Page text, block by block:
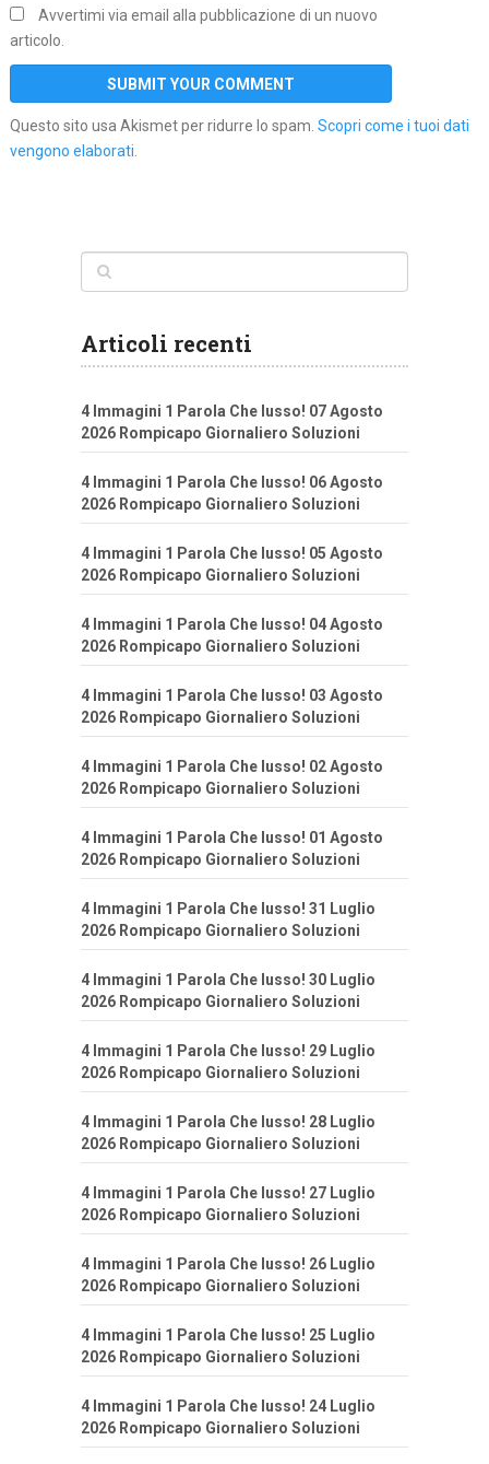
Avvertimi via email alla pubblicazione di un nuovo
articolo.
Questo sito usa Akismet per ridurre lo spam. Scopri come i tuoi dati
vengono elaborati.
Articoli recenti
4 Immagini 1 Parola Che lusso! 07 Agosto
2026 Rompicapo Giornaliero Soluzioni
4 Immagini 1 Parola Che lusso! 06 Agosto
2026 Rompicapo Giornaliero Soluzioni
4 Immagini 1 Parola Che lusso! 05 Agosto
2026 Rompicapo Giornaliero Soluzioni
4 Immagini 1 Parola Che lusso! 04 Agosto
2026 Rompicapo Giornaliero Soluzioni
4 Immagini 1 Parola Che lusso! 03 Agosto
2026 Rompicapo Giornaliero Soluzioni
4 Immagini 1 Parola Che lusso! 02 Agosto
2026 Rompicapo Giornaliero Soluzioni
4 Immagini 1 Parola Che lusso! 01 Agosto
2026 Rompicapo Giornaliero Soluzioni
4 Immagini 1 Parola Che lusso! 31 Luglio
2026 Rompicapo Giornaliero Soluzioni
4 Immagini 1 Parola Che lusso! 30 Luglio
2026 Rompicapo Giornaliero Soluzioni
4 Immagini 1 Parola Che lusso! 29 Luglio
2026 Rompicapo Giornaliero Soluzioni
4 Immagini 1 Parola Che lusso! 28 Luglio
2026 Rompicapo Giornaliero Soluzioni
4 Immagini 1 Parola Che lusso! 27 Luglio
2026 Rompicapo Giornaliero Soluzioni
4 Immagini 1 Parola Che lusso! 26 Luglio
2026 Rompicapo Giornaliero Soluzioni
4 Immagini 1 Parola Che lusso! 25 Luglio
2026 Rompicapo Giornaliero Soluzioni
4 Immagini 1 Parola Che lusso! 24 Luglio
2026 Rompicapo Giornaliero Soluzioni